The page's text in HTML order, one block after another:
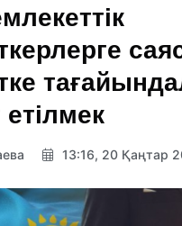
етілмек
13:16, 20 Қаңтар